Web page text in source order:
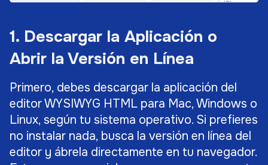
1. Descargar la Aplicación o
Abrir la Versión en Línea
Primero, debes descargar la aplicación del
editor WYSIWYG HTML para Mac, Windows o
Linux, según tu sistema operativo. Si prefieres
no instalar nada, busca la versión en línea del
editor y ábrela directamente en tu navegador.